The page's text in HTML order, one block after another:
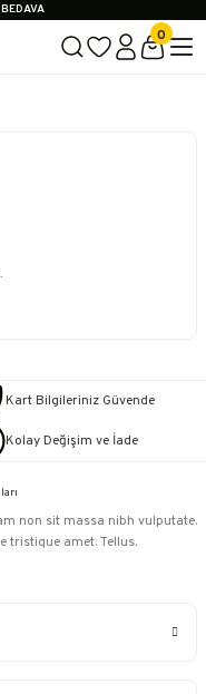
0
Kart Bilgileriniz Güvende
Kolay Değişim ve İade
non sit massa nibh vulputate.
tristique amet. Tellus.